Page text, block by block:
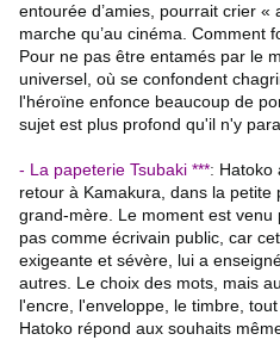
entourée d’amies, pourrait crier
marche qu’au cinéma. Comment
Pour ne pas être entamés par le
universel, où se confondent
l'héroïne enfonce beaucoup de
sujet est plus profond qu'il n'y
- La papeterie Tsubaki ***: Hatoko
retour à Kamakura, dans la petite
grand-mère. Le moment est
pas comme écrivain public, car
exigeante et sévère, lui a
autres. Le choix des mots, mais
l'encre, l'enveloppe, le timbre,
Hatoko répond aux souhaits